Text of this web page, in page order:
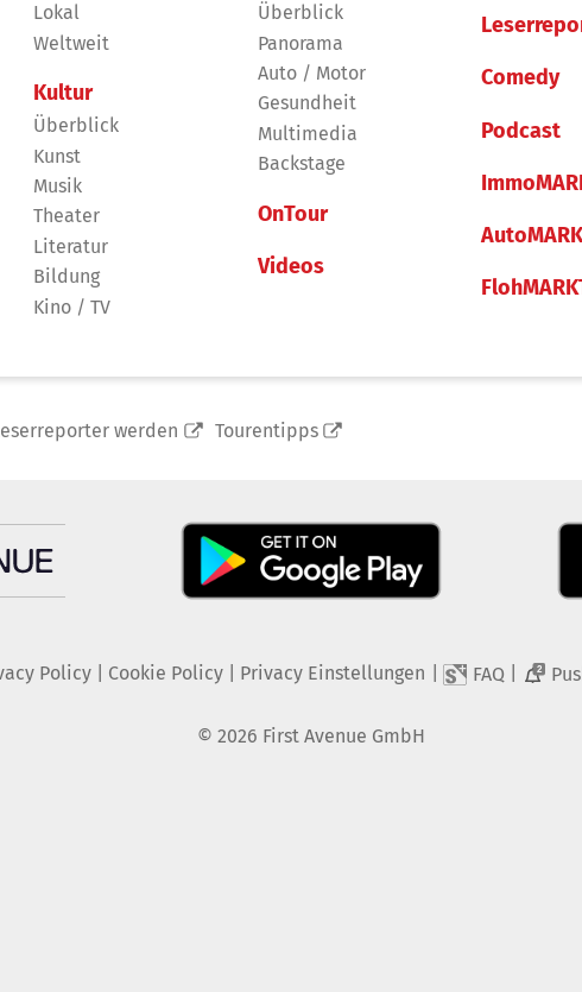
Lokal
Weltweit
Kultur
Überblick
Kunst
Musik
Theater
Literatur
Bildung
Kino / TV
Überblick
Panorama
Auto / Motor
Gesundheit
Multimedia
Backstage
OnTour
Videos
Comedy
Podcast
werden Tourentipps
Policy| Cookie Policy| Privacy Einstellungen FAQ 2
© 2026 First Avenue GmbH